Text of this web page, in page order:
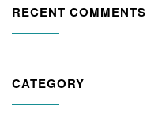
RECENT COMMENTS
CATEGORY